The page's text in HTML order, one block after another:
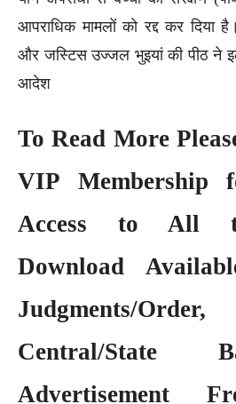
आपराधिक मामलों को रद्द कर दिया
और जस्टिस उज्जल भुइयां की पीठ ने
आदेश
To Read More
VIP Membership
Access to All
Download
Judgments/
Central/State
Advertisement